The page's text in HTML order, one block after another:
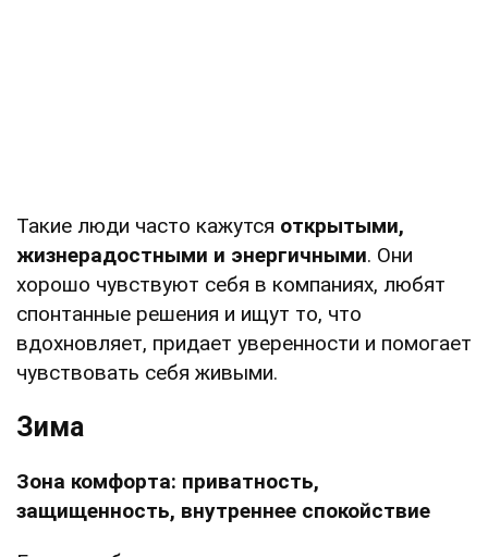
Такие люди часто кажутся открытыми,
жизнерадостными и энергичными. Они
хорошо чувствуют себя в компаниях, любят
спонтанные решения и ищут то, что
вдохновляет, придает уверенности и помогает
чувствовать себя живыми.
Зима
Зона комфорта: приватность,
защищенность, внутреннее спокойствие